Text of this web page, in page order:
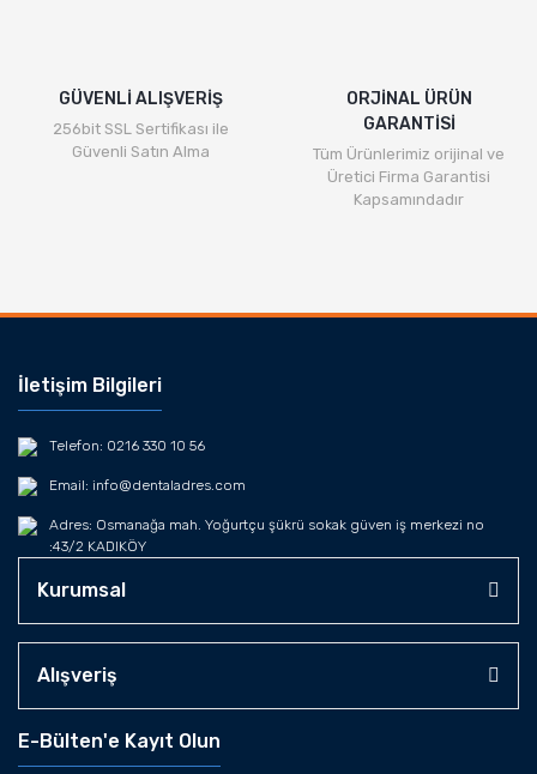
GÜVENLİ ALIŞVERİŞ
256bit SSL Sertifikası ile
Güvenli Satın Alma
ORJİNAL ÜRÜN
GARANTİSİ
Tüm Ürünlerimiz orijinal ve
Üretici Firma Garantisi
Kapsamındadır
İletişim Bilgileri
Telefon: 0216 330 10 56
Email: info@dentaladres.com
Adres: Osmanağa mah. Yoğurtçu şükrü sokak güven iş merkezi no
:43/2 KADIKÖY
Kurumsal
Alışveriş
E-Bülten'e Kayıt Olun